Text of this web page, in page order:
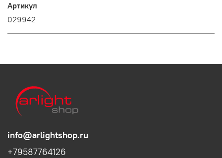
Артикул
029942
info@arlightshop.ru
+79587764126